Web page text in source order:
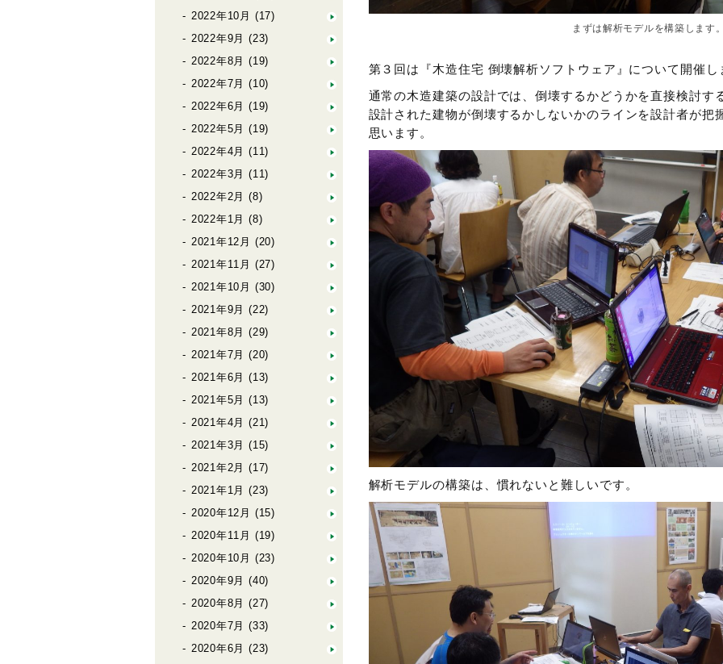
2022年10月 (17)
2022年9月 (23)
2022年8月 (19)
2022年7月 (10)
2022年6月 (19)
2022年5月 (19)
2022年4月 (11)
2022年3月 (11)
2022年2月 (8)
2022年1月 (8)
2021年12月 (20)
2021年11月 (27)
2021年10月 (30)
2021年9月 (22)
2021年8月 (29)
2021年7月 (20)
2021年6月 (13)
2021年5月 (13)
2021年4月 (21)
2021年3月 (15)
2021年2月 (17)
2021年1月 (23)
2020年12月 (15)
2020年11月 (19)
2020年10月 (23)
2020年9月 (40)
2020年8月 (27)
2020年7月 (33)
2020年6月 (23)
まずは解析モデルを構築します
第３回は『木造住宅 倒壊解析ソフトウェア』について開催し
通常の木造建築の設計では、倒壊するかどうかを直接検討す
設計された建物が倒壊するかしないかのラインを設計者が把
思います。
解析モデルの構築は、慣れないと難しいです。